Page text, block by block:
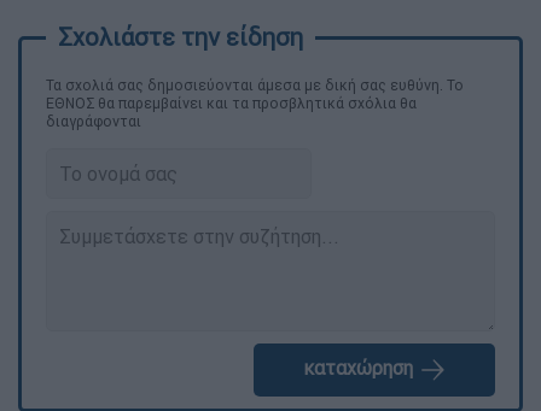
Τα σχολιά σας δημοσιεύονται άμεσα με δική σας ευθύνη. Το
ΕΘΝΟΣ θα παρεμβαίνει και τα προσβλητικά σχόλια θα
διαγράφονται
καταχώρηση